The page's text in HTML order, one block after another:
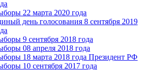
22 марта 2020 года
день голосования 8 сентября 2019
9 сентября 2018 года
08 апреля 2018 года
18 марта 2018 года Президент РФ
10 сентября 2017 года